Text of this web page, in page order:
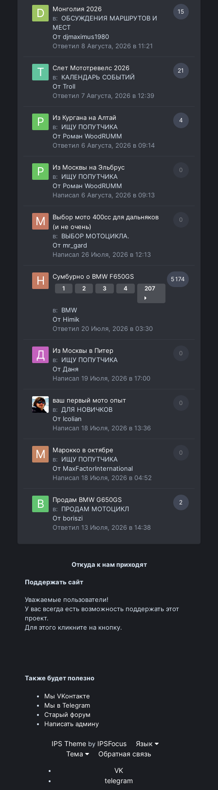
15
Монголия 2026
в: ОБСУЖДЕНИЯ МАРШРУТОВ И
МЕСТ
Отdjmaximus1980
Ответил 8 Августа, 2026 в 11:21
21
Слет Мототревелс 2026
в: КАЛЕНДАРЬ СОБЫТИЙ
ОтTroll
Ответил7 Августа, 2026 в 12:39
4
Из Кургана на Алтай
в: ИЩУ ПОПУТЧИКА
От Роман WoodRUMM
Ответил 6 Августа, 2026 в 09:14
0
Из Москвы на Эльбрус
в: ИЩУ ПОПУТЧИКА
От Роман WoodRUMM
Написал 6 Августа, 2026 в 09:13
0
Выбор мото 400сс для дальняков
(и не очень)
в: ВЫБОР МОТОЦИКЛА.
От mr_gard
Написал 26 Июля, 2026 в 12:13
5 174
Сумбурно о BMW F650GS
1 2 3 4 207
в: BMW
От Himik
Ответил 20 Июля, 2026 в 03:30
0
Из Москвы в Питер
в: ИЩУ ПОПУТЧИКА
ОтДаня
Написал19 Июля, 2026 в 17:00
0
ваш первый мото опыт
в: ДЛЯ НОВИЧКОВ
От Icolian
Написал18 Июля, 2026 в 13:36
0
Марокко в октябре
в: ИЩУ ПОПУТЧИКА
От MaxFactorInternational
Написал18 Июля, 2026 в 04:52
2
Продам BMW G650GS
в: ПРОДАМ МОТОЦИКЛ
От boriszi
Ответил13 Июля, 2026 в 14:38
Откуда к нам приходят
Поддержать сайт
Уважаемые пользователи!
У вас всегда есть возможность поддержать этот
проект.
Для этого кликните на кнопку.
Также будет полезно
Мы VKонтакте
Мы в Telegram
Старый форум
Написать админу
IPS Theme by IPSFocus
Язык
Тема
Обратная связь
VK
telegram